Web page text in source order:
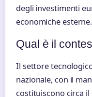
degli investimenti
economiche esterne.
Qual è il
Il settore
nazionale, con il
costituiscono circa